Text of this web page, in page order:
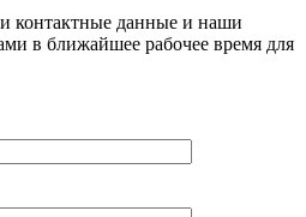
контактные данные и наши
в ближайшее рабочее время для